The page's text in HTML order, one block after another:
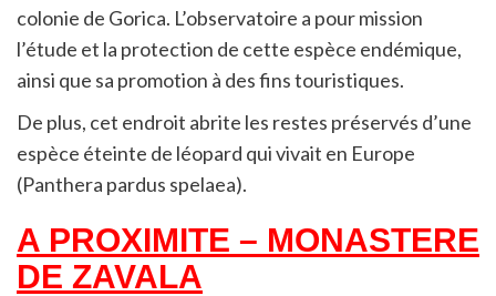
colonie de Gorica. L’observatoire a pour mission
l’étude et la protection de cette espèce endémique,
ainsi que sa promotion à des fins touristiques.
De plus, cet endroit abrite les restes préservés d’une
espèce éteinte de léopard qui vivait en Europe
(Panthera pardus spelaea).
A PROXIMITE – MONASTERE
DE ZAVALA